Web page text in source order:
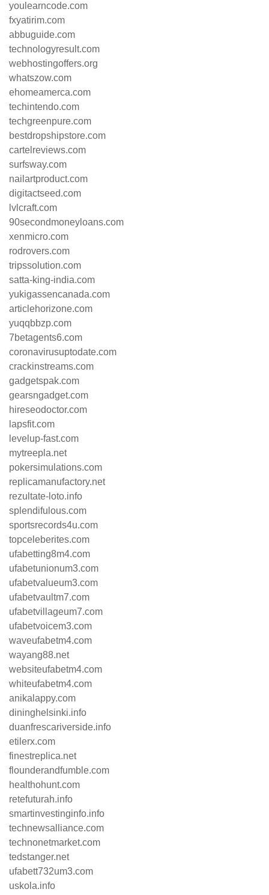
youlearncode.com
fxyatirim.com
abbuguide.com
technologyresult.com
webhostingoffers.org
whatszow.com
ehomeamerca.com
techintendo.com
techgreenpure.com
bestdropshipstore.com
cartelreviews.com
surfsway.com
nailartproduct.com
digitactseed.com
lvlcraft.com
90secondmoneyloans.com
xenmicro.com
rodrovers.com
tripssolution.com
satta-king-india.com
yukigassencanada.com
articlehorizone.com
yuqqbbzp.com
7betagents6.com
coronavirusuptodate.com
crackinstreams.com
gadgetspak.com
gearsngadget.com
hireseodoctor.com
lapsfit.com
levelup-fast.com
mytreepla.net
pokersimulations.com
replicamanufactory.net
rezultate-loto.info
splendifulous.com
sportsrecords4u.com
topceleberites.com
ufabetting8m4.com
ufabetunionum3.com
ufabetvalueum3.com
ufabetvaultm7.com
ufabetvillageum7.com
ufabetvoicem3.com
waveufabetm4.com
wayang88.net
websiteufabetm4.com
whiteufabetm4.com
anikalappy.com
dininghelsinki.info
duanfrescariverside.info
etilerx.com
finestreplica.net
flounderandfumble.com
healthohunt.com
retefuturah.info
smartinvestinginfo.info
technewsalliance.com
technonetmarket.com
tedstanger.net
ufabett732um3.com
uskola.info